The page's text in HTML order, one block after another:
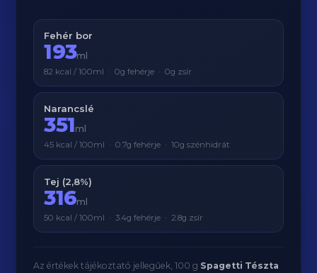
Fehér bor
193ml
82 kcal / 100ml · 0g fehérje · 0g zsír
Narancslé
351ml
45 kcal / 100ml · 0.7g fehérje · 10g szénhidrát
Tej (2,8%)
316ml
50 kcal / 100ml · 3.4g fehérje · 2.8g zsír
Az értékek tájékoztató jellegűek, 100 g Spagetti Tészta